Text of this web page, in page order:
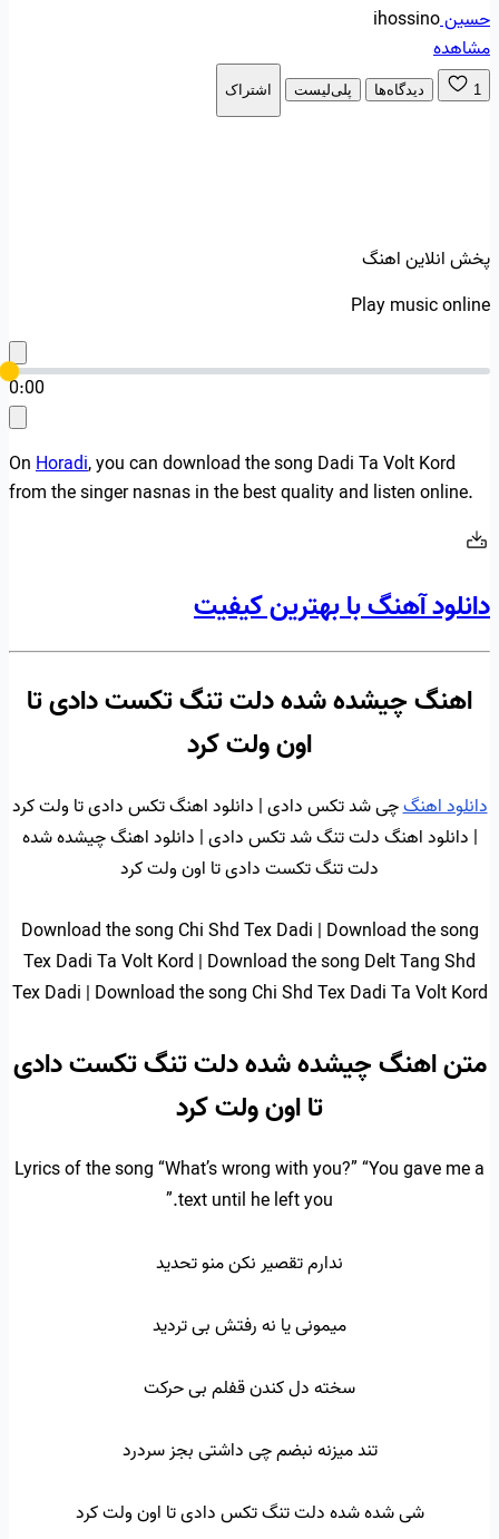
حسینihossino
مشاهده
1 دیدگاه‌ها پلی‌لیست اشتراک
پخش انلاین اهنگ
Play music online
0:00
OnHoradi, you can download the song Dadi Ta Volt Kord
from the singer nasnas in the best quality and listen online.
دانلود آهنگ با بهترین کیفیت
اهنگ چیشده شده دلت تنگ تکست دادی تا
اون ولت کرد
دانلود اهنگچی شد تکس دادی | دانلود اهنگ تکس دادی تا ولت کرد
| دانلود اهنگ دلت تنگ شد تکس دادی | دانلود اهنگ چیشده شده
دلت تنگ تکست دادی تا اون ولت کرد
Download the song Chi Shd Tex Dadi | Download the song
Tex Dadi Ta Volt Kord | Download the song Delt Tang Shd
Tex Dadi | Download the song Chi Shd Tex Dadi Ta Volt Kord
متن اهنگ چیشده شده دلت تنگ تکست دادی
تا اون ولت کرد
Lyrics of the song “What’s wrong with you?” “You gave me a
text until he left you.”
ندارم تقصیر نکن منو تحدید
میمونی یا نه رفتش بی تردید
سخته دل کندن قفلم بی حرکت
تند میزنه نبضم چی داشتی بجز سردرد
شی شده شده دلت تنگ تکس دادی تا اون ولت کرد